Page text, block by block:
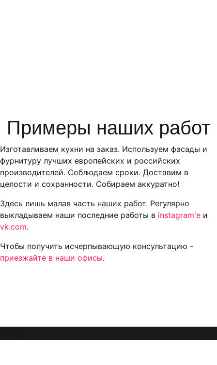
Примеры наших работ
Изготавливаем кухни на заказ. Используем фасады и
фурнитуру лучших европейских и российских
производителей. Соблюдаем сроки. Доставим в
целости и сохранности. Собираем аккуратно!
Здесь лишь малая часть наших работ. Регулярно
выкладываем наши последние работы в instagram'е и
vk.com.
Чтобы получить исчерпывающую консультацию -
приезжайте в наши офисы.